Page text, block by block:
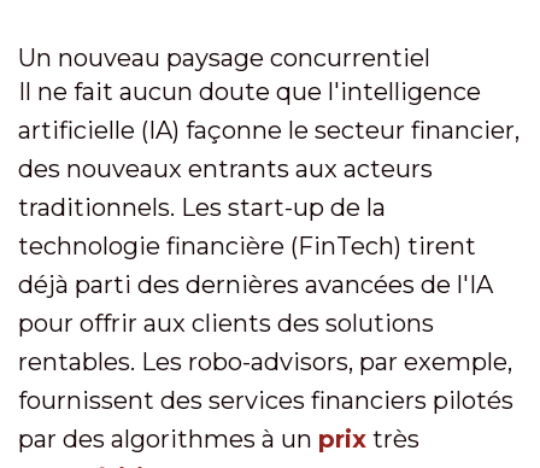
Un nouveau paysage concurrentiel
Il ne fait aucun doute que l'intelligence
artificielle (IA) façonne le secteur financier,
des nouveaux entrants aux acteurs
traditionnels. Les start-up de la
technologie financière (FinTech) tirent
déjà parti des dernières avancées de l'IA
pour offrir aux clients des solutions
rentables. Les robo-advisors, par exemple,
fournissent des services financiers pilotés
par des algorithmes à un prix très